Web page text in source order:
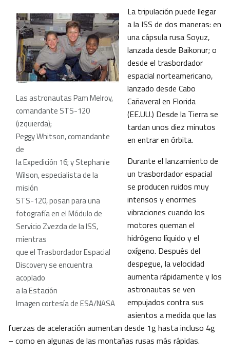
Las astronautas Pam Melroy,
comandante STS-120
(izquierda);
Peggy Whitson, comandante
de
la Expedición 16; y Stephanie
Wilson, especialista de la
misión
STS-120, posan para una
fotografía en el Módulo de
Servicio Zvezda de la ISS,
mientras
que el Trasbordador Espacial
Discovery se encuentra
acoplado
a la Estación
Imagen cortesía de ESA/NASA
La tripulación puede llegar
a la ISS de dos maneras: en
una cápsula rusa Soyuz,
lanzada desde Baikonur; o
desde el trasbordador
espacial norteamericano,
lanzado desde Cabo
Cañaveral en Florida
(EE.UU.) Desde la Tierra se
tardan unos diez minutos
en entrar en órbita.
Durante el lanzamiento de
un trasbordador espacial
se producen ruidos muy
intensos y enormes
vibraciones cuando los
motores queman el
hidrógeno líquido y el
oxígeno. Después del
despegue, la velocidad
aumenta rápidamente y los
astronautas se ven
empujados contra sus
asientos a medida que las
fuerzas de aceleración aumentan desde 1g hasta incluso 4g
– como en algunas de las montañas rusas más rápidas.